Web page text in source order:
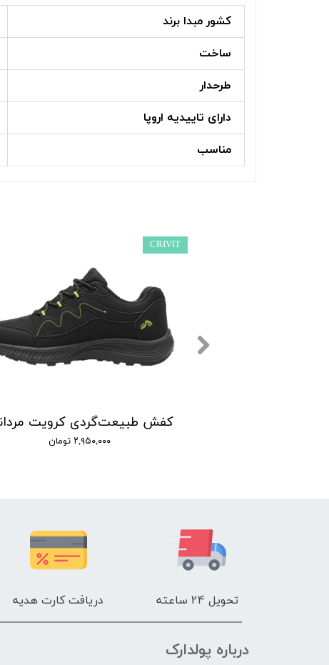
کشور مبدا برند
ساخت
طرحدار
دارای تاییدیه اروپا
مناسب
۲,۹۵۰,۰۰۰ تومان
CRIVIT
تحویل 24 ساعته دریافت کارت هدیه
درباره پولدارک